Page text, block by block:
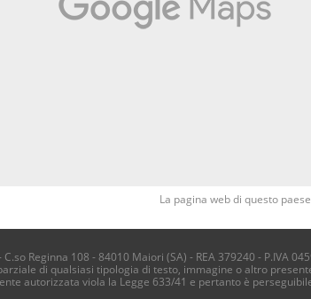
La pagina web di questo
Reginna 108 - 84010 Maiori (SA) - REA 379240 - P.IVA
di qualsiasi tipologia di testo, immagine o altro
autorizzata viola la Legge 633/41 e pertanto è